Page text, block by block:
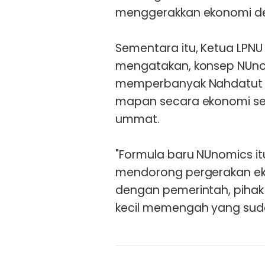
menggerakkan ekonomi
Sementara itu, Ketua
mengatakan, konsep
memperbanyak
mapan secara ekonomi
ummat.
"Formula baru NUnomics
mendorong pergerakan
dengan pemerintah,
kecil memengah yang